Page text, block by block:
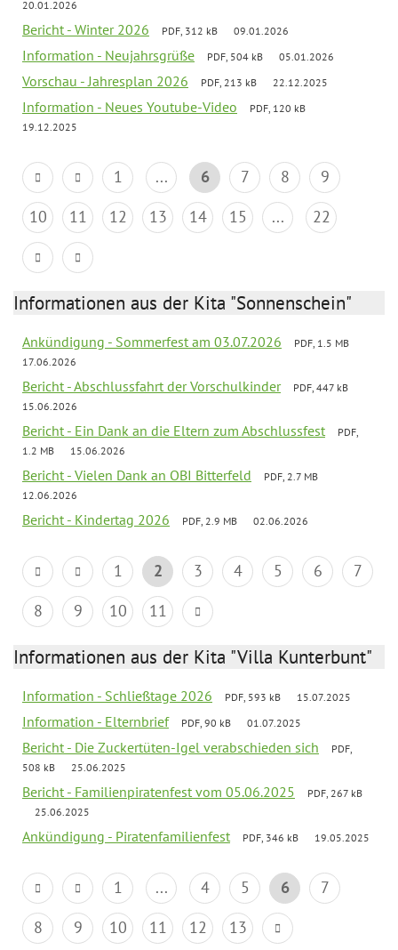
20.01.2026
Bericht - Winter 2026 PDF, 312 kB 09.01.2026
Information - Neujahrsgrüße PDF, 504 kB 05.01.2026
Vorschau - Jahresplan 2026 PDF, 213 kB 22.12.2025
Information - Neues Youtube-Video
PDF, 120 kB
19.12.2025
1 ... 6 7 8
9
10
11 12 13 14 15 ... 22
Informationen aus der Kita "Sonnenschein"
Ankündigung - Sommerfest am 03.07.2026
PDF, 1.5 MB
17.06.2026
Bericht - Abschlussfahrt der Vorschulkinder
PDF, 447 kB
15.06.2026
Bericht - Ein Dank an die Eltern zum Abschlussfest
PDF,
1.2 MB
15.06.2026
Bericht - Vielen Dank an OBI Bitterfeld
PDF, 2.7 MB
12.06.2026
Bericht - Kindertag 2026 PDF, 2.9 MB 02.06.2026
1 2 3 4 5 6
7
8
9 10 11
Informationen aus der Kita "Villa Kunterbunt"
Information - Schließtage 2026 PDF, 593 kB 15.07.2025
Information - Elternbrief PDF, 90 kB 01.07.2025
Bericht - Die Zuckertüten-Igel verabschieden sich
PDF,
508 kB
25.06.2025
Bericht - Familienpiratenfest vom 05.06.2025
PDF, 267 kB
25.06.2025
Ankündigung - Piratenfamilienfest PDF, 346 kB 19.05.2025
1 ... 4 5 6
7
8
9 10 11 12 13